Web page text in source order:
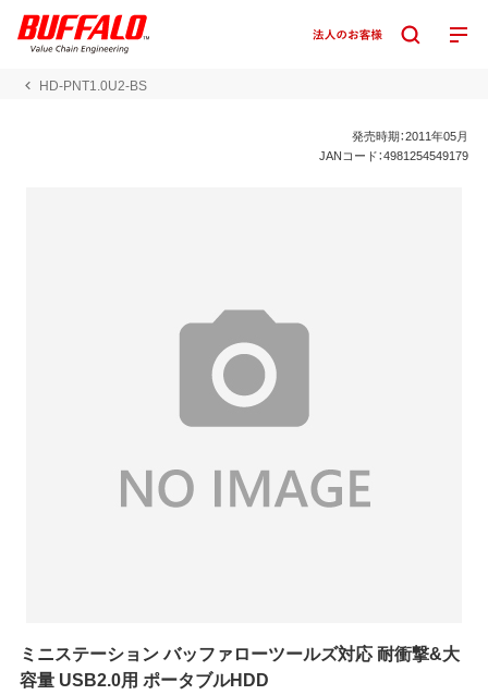
HD-PNT1.0U2-BS
発売時期：2011年05月
JANコード：4981254549179
ミニステーション バッファローツールズ対応 耐衝撃&大
容量 USB2.0用 ポータブルHDD